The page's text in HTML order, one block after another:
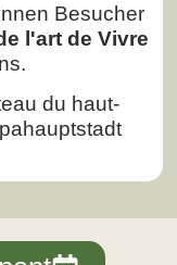
Besucher
l'art de Vivre
du haut-